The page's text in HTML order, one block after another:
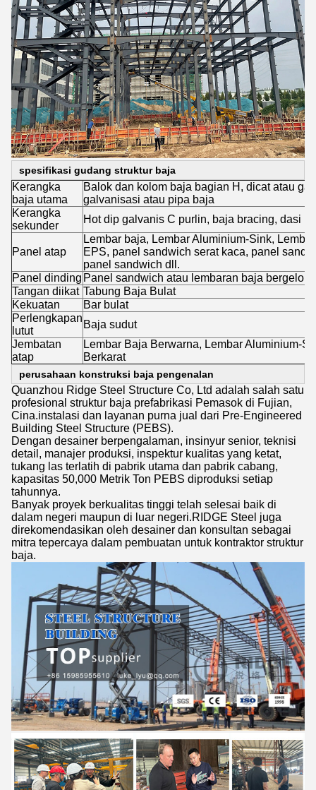
spesifikasi gudang struktur baja
Kerangka
baja utama
Balok dan kolom baja bagian H, dicat atau
galvanisasi atau pipa baja
Kerangka
sekunder
Hot dip galvanis C purlin, baja bracing, dasi
Panel atap
Lembar baja, Lembar Aluminium-Sink,
EPS, panel sandwich serat kaca, panel
panel sandwich dll.
Panel dinding Panel sandwich atau lembaran baja
Tangan diikat Tabung Baja Bulat
Kekuatan
Bar bulat
Perlengkapan
lutut
Baja sudut
Jembatan
atap
Lembar Baja Berwarna, Lembar Aluminium-
Berkarat
perusahaan konstruksi baja pengenalan
Quanzhou Ridge Steel Structure Co, Ltd adalah salah satu
profesional struktur baja prefabrikasi Pemasok di Fujian,
Cina.instalasi dan layanan purna jual dari Pre-Engineered
Building Steel Structure (PEBS).
Dengan desainer berpengalaman, insinyur senior, teknisi
detail, manajer produksi, inspektur kualitas yang ketat,
tukang las terlatih di pabrik utama dan pabrik cabang,
kapasitas 50,000 Metrik Ton PEBS diproduksi setiap
tahunnya.
Banyak proyek berkualitas tinggi telah selesai baik di
dalam negeri maupun di luar negeri.RIDGE Steel juga
direkomendasikan oleh desainer dan konsultan sebagai
mitra tepercaya dalam pembuatan untuk kontraktor struktur
baja.